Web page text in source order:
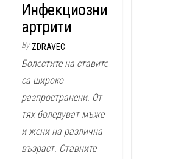
Инфекциозни
артрити
By ZDRAVEC
Болестите на ставите
са широко
разпространени. От
тях боледуват мъже
и жени на различна
възраст. Ставните